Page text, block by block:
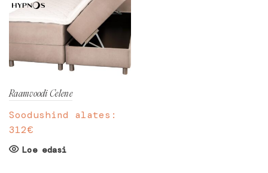
Raamvoodi Celene
Soodushind alates:
312€
Loe edasi